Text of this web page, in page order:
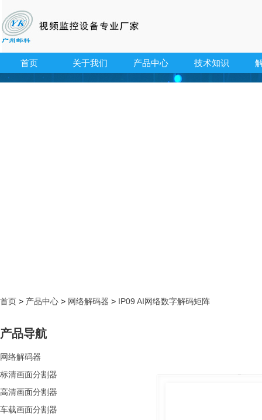
首页 关于我们 产品中心 技术知识
首页 > 产品中心 > 网络解码器 > IP09 AI网络数字解码矩阵
产品导航
网络解码器
标清画面分割器
高清画面分割器
车载画面分割器